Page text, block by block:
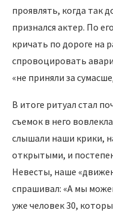
проявлять, когда так
признался актер. По
кричать по дороге на
спровоцировать
«не приняли за
В итоге ритуал стал
съемок в него
слышали наши крики,
открытыми, и
Невесты, наше
спрашивал: «А мы
уже человек 30,